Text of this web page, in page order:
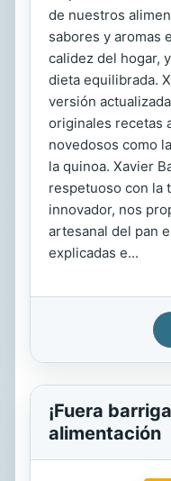
de nuestros
sabores y aromas
calidez del hogar,
dieta equilibrada.
versión
originales recetas
novedosos como
la quinoa. Xavier
respetuoso con la
innovador, nos
artesanal del pan
explicadas e...
¡Fuera
alimentación